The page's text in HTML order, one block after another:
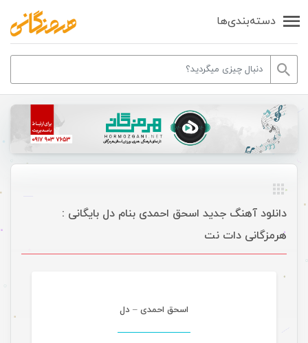
دسته‌بندی‌ها
دانلود آهنگ جدید اسحق احمدی بنام دل بایگانی :
هرمزگانی دات نت
اسحق احمدی – دل